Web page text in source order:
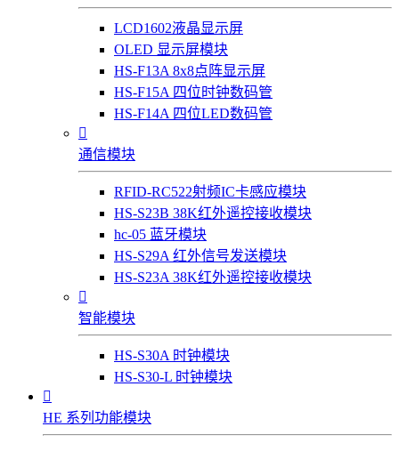
LCD1602液晶显示屏
OLED 显示屏模块
HS-F13A 8x8点阵显示屏
HS-F15A 四位时钟数码管
HS-F14A 四位LED数码管

通信模块
RFID-RC522射频IC卡感应模块
HS-S23B 38K红外遥控接收模块
hc-05 蓝牙模块
HS-S29A 红外信号发送模块
HS-S23A 38K红外遥控接收模块

智能模块
HS-S30A 时钟模块
HS-S30-L 时钟模块

HE 系列功能模块